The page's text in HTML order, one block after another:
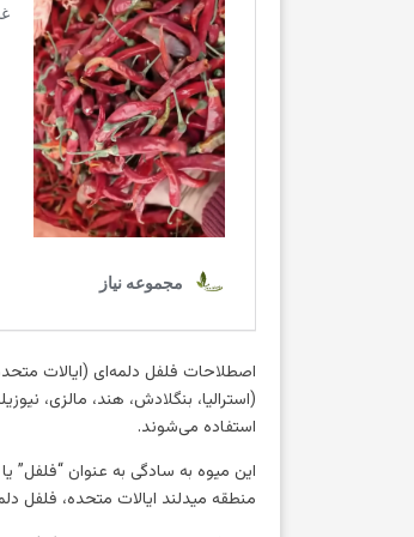
اصطلاحات فلفل دلمه‌ای (ایالات متحده،
(استرالیا، بنگلادش، هند، مالزی،
استفاده می‌شوند.
این میوه به سادگی به عنوان “فلفل”
منطقه میدلند ایالات متحده، فلفل